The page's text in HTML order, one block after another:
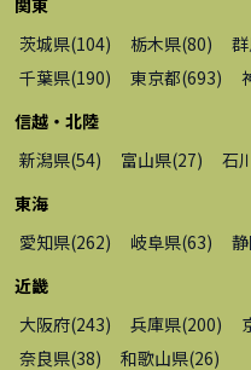
茨城県(104) 栃木県(80)
千葉県(190) 東京都(693)
信越・北陸
新潟県(54) 富山県(27) 石
東海
愛知県(262) 岐阜県(63)
近畿
大阪府(243) 兵庫県(200)
奈良県(38) 和歌山県(26)